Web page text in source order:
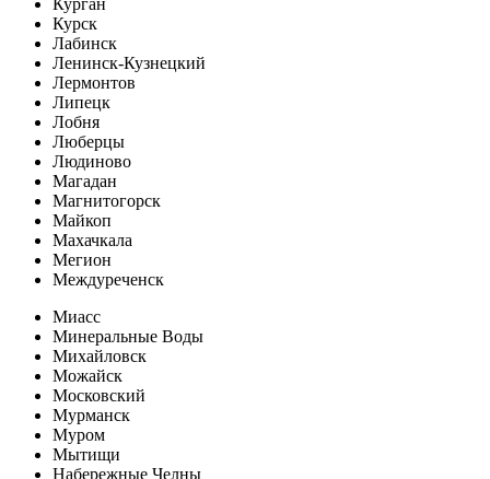
Курск
Лабинск
Ленинск-Кузнецкий
Лермонтов
Липецк
Лобня
Люберцы
Людиново
Магадан
Магнитогорск
Майкоп
Махачкала
Мегион
Междуреченск
Миасс
Минеральные Воды
Михайловск
Можайск
Московский
Мурманск
Муром
Мытищи
Набережные Челны